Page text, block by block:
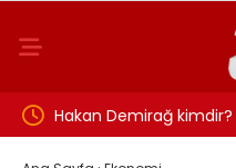
Hakan Demirağ kimdir?